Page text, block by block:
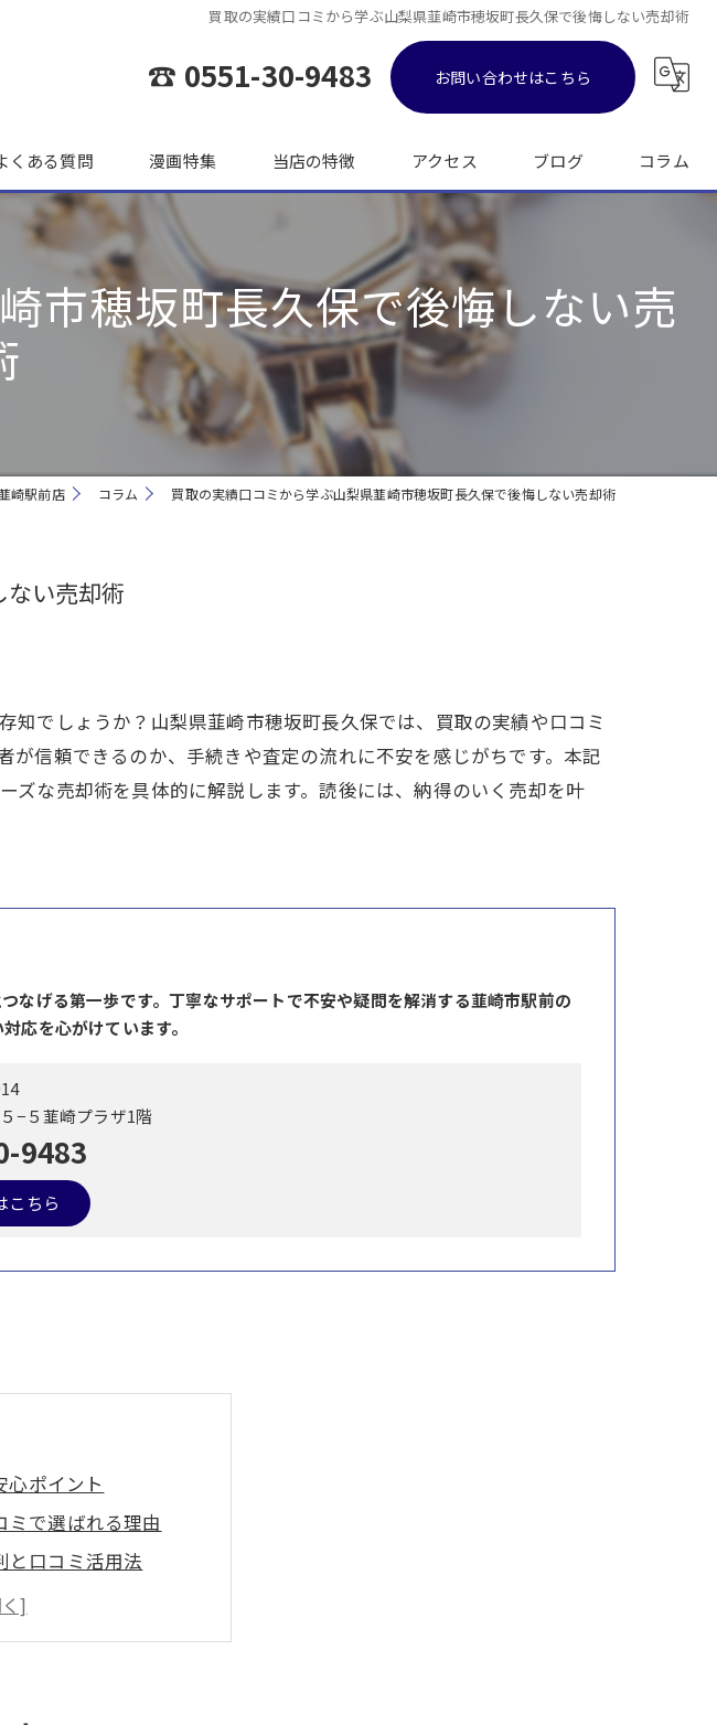
買取の実績口コミから学ぶ山梨県韮崎市穂坂町長久保で後悔しない売却術
☎ 0551-30-9483 お問い合わせはこちら
くある質問 漫画特集 当店の特徴
ブランド品
バッグ
時計
出張
アクセス ブログ コラム
市穂坂町長久保で後悔しない売
崎駅前店 コラム 買取の実績口コミから学ぶ山梨県韮崎市穂坂町長久保で後悔しない売却術
い売却術
でしょうか？山梨県韮崎市穂坂町長久保では、買取の実績や口コミ
信頼できるのか、手続きや査定の流れに不安を感じがちです。本記
な売却術を具体的に解説します。読後には、納得のいく売却を叶
なげる第一歩です。丁寧なサポートで不安や疑問を解消する韮崎市駅前の
応を心がけています。
−５韮崎プラザ1階
9483
こちら
心ポイント
ミで選ばれる理由
と口コミ活用法
安心できる特徴
の体験談を紹介
口コミ比較術